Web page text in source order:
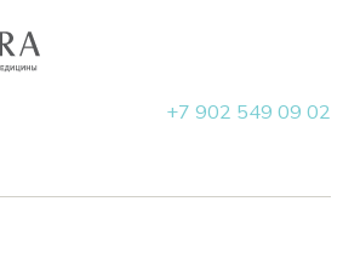
+7 902 549 09 02